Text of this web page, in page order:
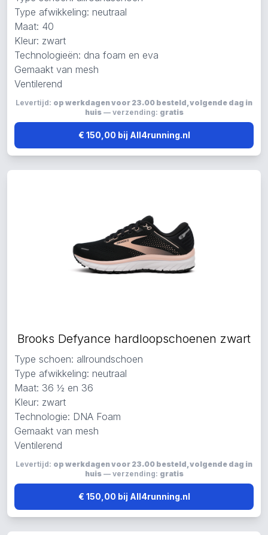
Type afwikkeling: neutraal
Maat: 40
Kleur: zwart
Technologieën: dna foam en eva
Gemaakt van mesh
Ventilerend
Levertijd: op werkdagen voor 23.00 besteld, volgende dag in
huis— verzending: gratis
€ 150,00 bij All4running.nl
Brooks Defyance hardloopschoenen zwart
Type schoen: allroundschoen
Type afwikkeling: neutraal
Maat: 36 ½ en 36
Kleur: zwart
Technologie: DNA Foam
Gemaakt van mesh
Ventilerend
Levertijd: op werkdagen voor 23.00 besteld, volgende dag in
huis— verzending: gratis
€ 150,00 bij All4running.nl